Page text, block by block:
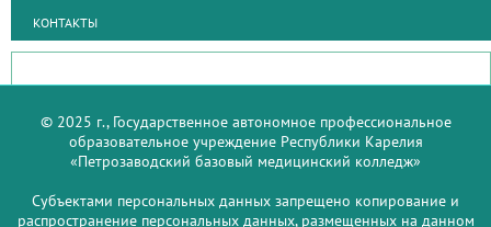
КОНТАКТЫ
© 2025 г., Государственное автономное профессиональное
образовательное учреждение Республики Карелия
«Петрозаводский базовый медицинский колледж»
Субъектами персональных данных запрещено копирование и
распространение персональных данных, размещенных на данном